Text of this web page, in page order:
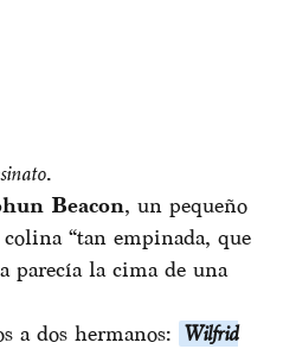
.
Beacon, un pequeño
“tan empinada, que
parecía la cima de una
a dos hermanos: Wilfrid